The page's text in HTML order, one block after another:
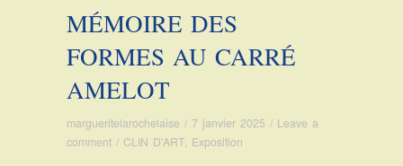
MÉMOIRE DES
FORMES AU CARRÉ
AMELOT
margueritelarochelaise / 7 janvier 2025 / Leave a
comment / CLIN D'ART, Exposition